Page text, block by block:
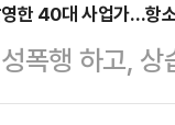
영한 40대 사업가…항
폭행 하고,
선고 받았